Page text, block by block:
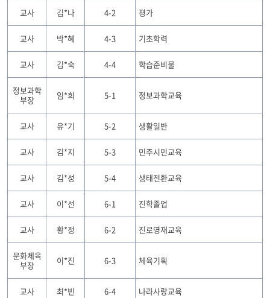
교사 김*나 4-2 평가
교사 박*혜 4-3 기초학력
교사 김*숙 4-4 학습준비물
정보과학
부장
임*희 5-1 정보과학교육
교사 유*기 5-2 생활일반
교사 김*지 5-3 민주시민교육
교사 김*성 5-4 생태전환교육
교사 이*선 6-1 진학졸업
교사 황*정 6-2 진로영재교육
문화체육
부장
이*진 6-3 체육기획
교사 최*빈 6-4 나라사랑교육